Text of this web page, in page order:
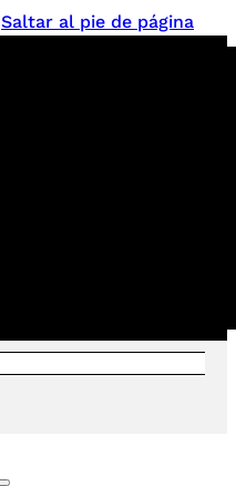
Saltar al pie de página